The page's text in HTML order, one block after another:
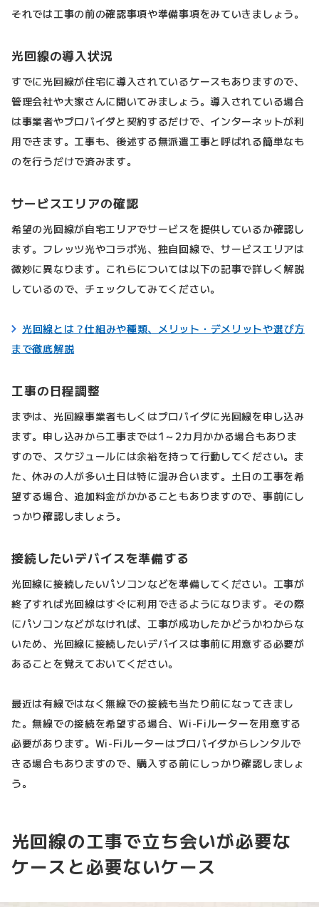
それでは工事の前の確認事項や準備事項をみていきましょう。
光回線の導入状況
すでに光回線が住宅に導入されているケースもありますので、
管理会社や大家さんに聞いてみましょう。導入されている場合
は事業者やプロバイダと契約するだけで、インターネットが利
用できます。工事も、後述する無派遣工事と呼ばれる簡単なも
のを行うだけで済みます。
サービスエリアの確認
希望の光回線が自宅エリアでサービスを提供しているか確認し
ます。フレッツ光やコラボ光、独自回線で、サービスエリアは
微妙に異なります。これらについては以下の記事で詳しく解説
しているので、チェックしてみてください。
光回線とは？仕組みや種類、メリット・デメリットや選び方
まで徹底解説
工事の日程調整
まずは、光回線事業者もしくはプロバイダに光回線を申し込み
ます。申し込みから工事までは1～2カ月かかる場合もありま
すので、スケジュールには余裕を持って行動してください。ま
た、休みの人が多い土日は特に混み合います。土日の工事を希
望する場合、追加料金がかかることもありますので、事前にし
っかり確認しましょう。
接続したいデバイスを準備する
光回線に接続したいパソコンなどを準備してください。工事が
終了すれば光回線はすぐに利用できるようになります。その際
にパソコンなどがなければ、工事が成功したかどうかわからな
いため、光回線に接続したいデバイスは事前に用意する必要が
あることを覚えておいてください。
最近は有線ではなく無線での接続も当たり前になってきまし
た。無線での接続を希望する場合、Wi-Fiルーターを用意する
必要があります。Wi-Fiルーターはプロバイダからレンタルで
きる場合もありますので、購入する前にしっかり確認しましょ
う。
光回線の工事で立ち会いが必要な
ケースと必要ないケース